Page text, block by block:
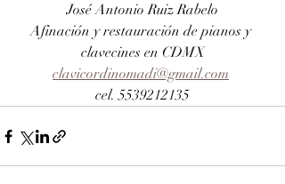
José Antonio Ruiz Rabelo
Afinación y restauración de pianos y
clavecines en CDMX
clavicordinomadi@gmail.com
cel. 5539212135